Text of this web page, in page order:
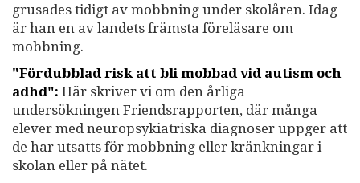
grusades tidigt av mobbning under skolåren. Idag
är han en av landets främsta föreläsare om
mobbning.
"Fördubblad risk att bli mobbad vid autism och
adhd": Här skriver vi om den årliga
undersökningen Friendsrapporten, där många
elever med neuropsykiatriska diagnoser uppger att
de har utsatts för mobbning eller kränkningar i
skolan eller på nätet.